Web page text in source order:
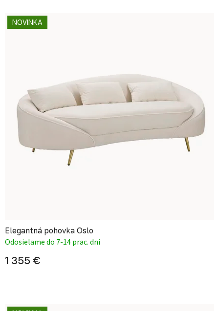
NOVINKA
Elegantná pohovka Oslo
Odosielame do 7-14 prac. dní
1 355 €